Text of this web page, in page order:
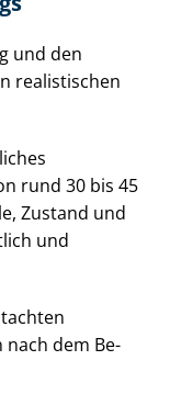
und den
realistischen
rund 30 bis 45
Zustand und
und
nach dem Be­